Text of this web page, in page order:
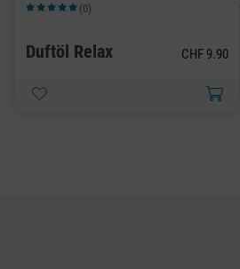
Durchschnittliche Bewertung von 5 von 5 Sternen
(0)
Duftöl Relax CHF 9.90